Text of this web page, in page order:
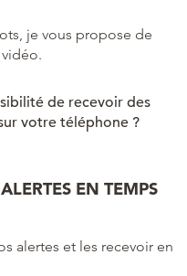
je vous propose de
de recevoir des
votre téléphone ?
EN TEMPS
alertes et les recevoir en